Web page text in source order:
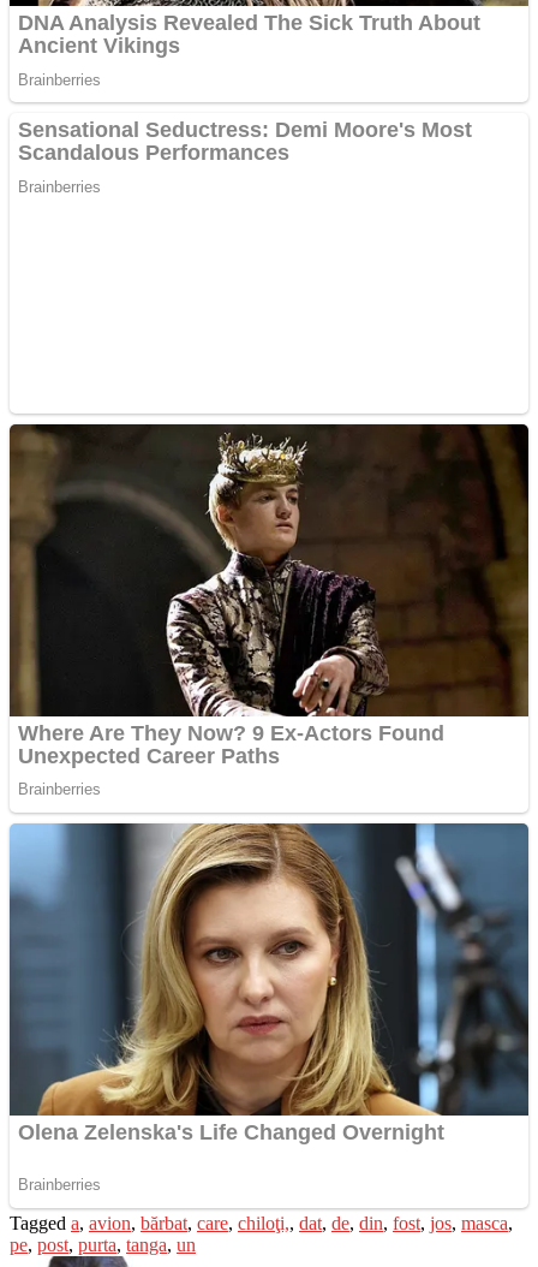
Tagged a, avion, bărbat, care, chiloţi,, dat, de, din, fost, jos, masca,
pe, post, purta, tanga, un